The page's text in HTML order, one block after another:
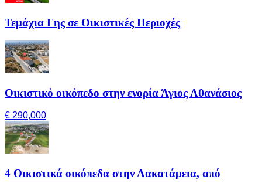
Τεμάχια Γης σε Οικιστικές Περιοχές
Οικιστικό οικόπεδο στην ενορία Άγιος Αθανάσιος
€ 290,000
4 Οικιστικά οικόπεδα στην Λακατάμεια, από